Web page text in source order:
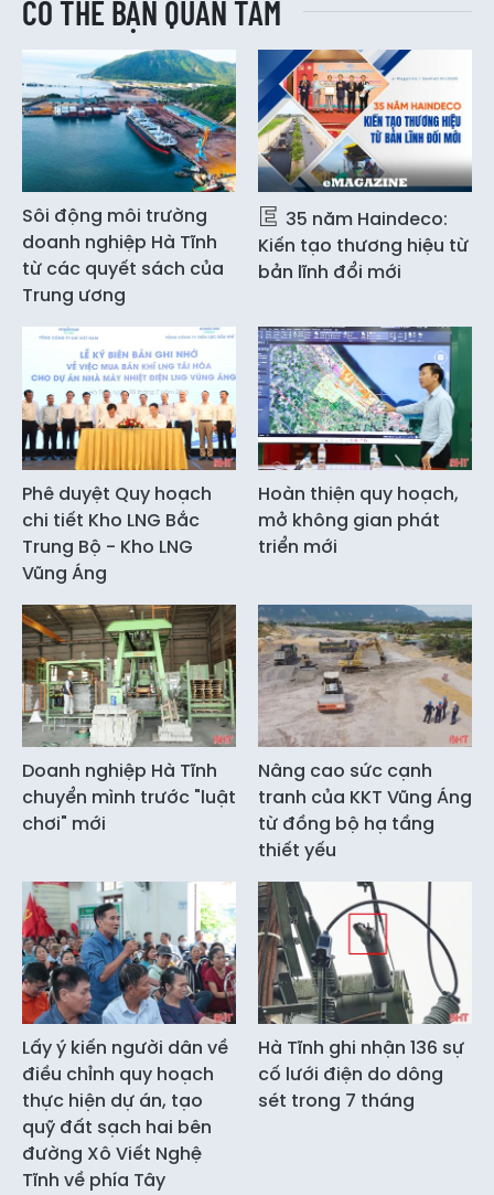
CÓ THỂ BẠN QUAN TÂM
Sôi động môi trường
doanh nghiệp Hà Tĩnh
từ các quyết sách của
Trung ương
35 năm Haindeco:
Kiến tạo thương hiệu từ
bản lĩnh đổi mới
Phê duyệt Quy hoạch
chi tiết Kho LNG Bắc
Trung Bộ - Kho LNG
Vũng Áng
Hoàn thiện quy hoạch,
mở không gian phát
triển mới
Doanh nghiệp Hà Tĩnh
chuyển mình trước "luật
chơi" mới
Nâng cao sức cạnh
tranh của KKT Vũng Áng
từ đồng bộ hạ tầng
thiết yếu
Lấy ý kiến người dân về
điều chỉnh quy hoạch
thực hiện dự án, tạo
quỹ đất sạch hai bên
đường Xô Viết Nghệ
Tĩnh về phía Tây
Hà Tĩnh ghi nhận 136 sự
cố lưới điện do dông
sét trong 7 tháng